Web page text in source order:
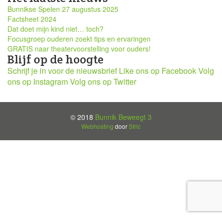
Bunnikse Spelen 27 augustus 2025
Factsheet 2024
Dat doet mijn kind niet… toch?
Focusgroep ouderen zoekt tips en ervaringen
GRATIS naar theatervoorstelling voor ouders!
Blijf op de hoogte
Schrijf je in voor de nieuwsbrief Like ons op FacebookVolg
ons op InstagramVolg ons op Twitter
© 2018 Bunnik Beweegt 3
Webhosting doorStric